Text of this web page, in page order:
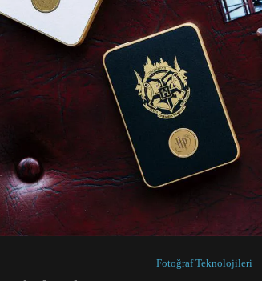
Fotoğraf Teknolojileri